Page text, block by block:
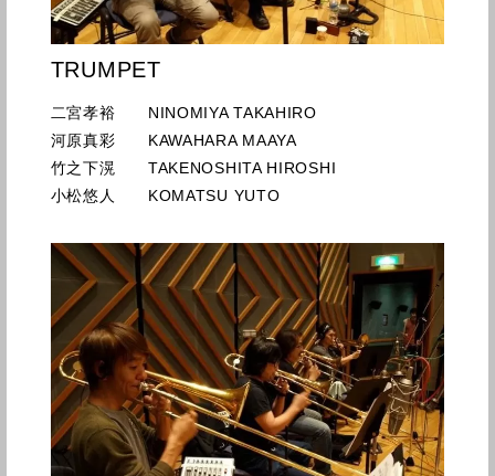
TRUMPET
二宮孝裕 NINOMIYA TAKAHIRO
河原真彩 KAWAHARA MAAYA
竹之下滉 TAKENOSHITA HIROSHI
小松悠人 KOMATSU YUTO